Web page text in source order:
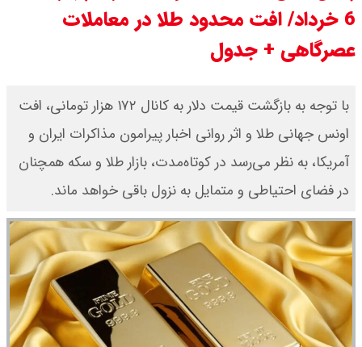
قیمت محصولات ایران خودرو امروز
+ جدول
ثبت نام سایپا از امروز ۱۷ مرداد ۱۴۰۵
پرداخت ۵۰۰ میلیون تومان + لینک
شاخص بورس امروز شنبه ۱۷ مرداد
۱۴۰۵ / شاخص افزایشی شد + تحلیل
6 خرداد/ افت محدود طلا در معاملات
عصرگاهی + جدول
با توجه به بازگشت قیمت دلار به کانال ۱۷۲ هزار تومانی، افت
اونس جهانی طلا و اثر روانی اخبار پیرامون مذاکرات ایران و
آمریکا، به نظر می‌رسد در کوتاه‌مدت، بازار طلا و سکه همچنان
در فضای احتیاطی و متمایل به نزول باقی خواهد ماند.